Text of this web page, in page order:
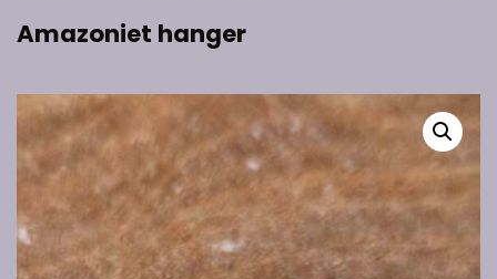
Amazoniet hanger